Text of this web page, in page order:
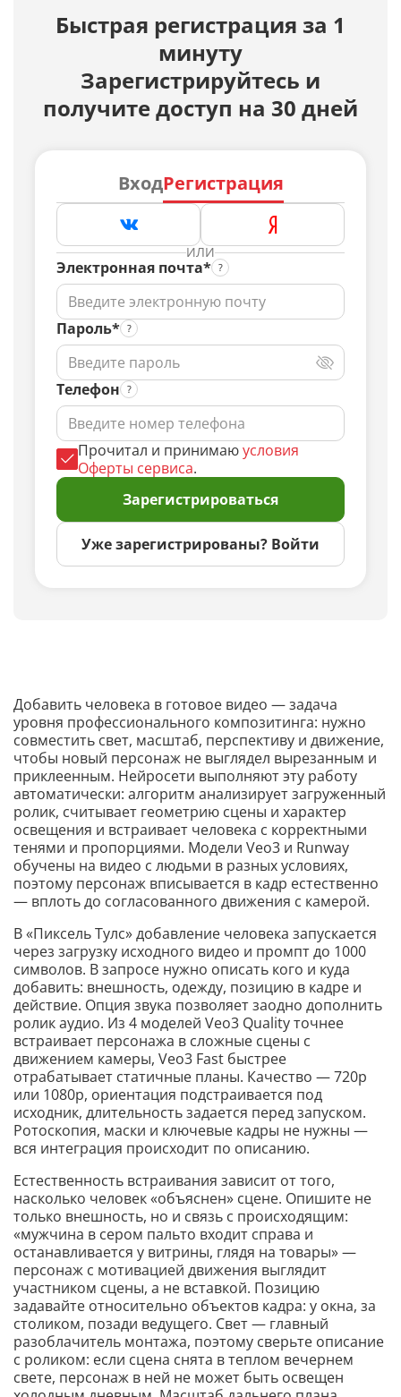
Быстрая регистрация за 1
минуту
Зарегистрируйтесь и
получите доступ на 30 дней
ВходРегистрация
ИЛИ
Электронная почта*
Пароль*
Телефон
Прочитал и принимаюусловия
Оферты сервиса.
Зарегистрироваться
Уже зарегистрированы? Войти
Добавить человека в готовое видео — задача
уровня профессионального композитинга: нужно
совместить свет, масштаб, перспективу и движение,
чтобы новый персонаж не выглядел вырезанным и
приклеенным. Нейросети выполняют эту работу
автоматически: алгоритм анализирует загруженный
ролик, считывает геометрию сцены и характер
освещения и встраивает человека с корректными
тенями и пропорциями. Модели Veo3 и Runway
обучены на видео с людьми в разных условиях,
поэтому персонаж вписывается в кадр естественно
— вплоть до согласованного движения с камерой.
В «Пиксель Тулс» добавление человека запускается
через загрузку исходного видео и промпт до 1000
символов. В запросе нужно описать кого и куда
добавить: внешность, одежду, позицию в кадре и
действие. Опция звука позволяет заодно дополнить
ролик аудио. Из 4 моделей Veo3 Quality точнее
встраивает персонажа в сложные сцены с
движением камеры, Veo3 Fast быстрее
отрабатывает статичные планы. Качество — 720p
или 1080p, ориентация подстраивается под
исходник, длительность задается перед запуском.
Ротоскопия, маски и ключевые кадры не нужны —
вся интеграция происходит по описанию.
Естественность встраивания зависит от того,
насколько человек «объяснен» сцене. Опишите не
только внешность, но и связь с происходящим:
«мужчина в сером пальто входит справа и
останавливается у витрины, глядя на товары» —
персонаж с мотивацией движения выглядит
участником сцены, а не вставкой. Позицию
задавайте относительно объектов кадра: у окна, за
столиком, позади ведущего. Свет — главный
разоблачитель монтажа, поэтому сверьте описание
с роликом: если сцена снята в теплом вечернем
свете, персонаж в ней не может быть освещен